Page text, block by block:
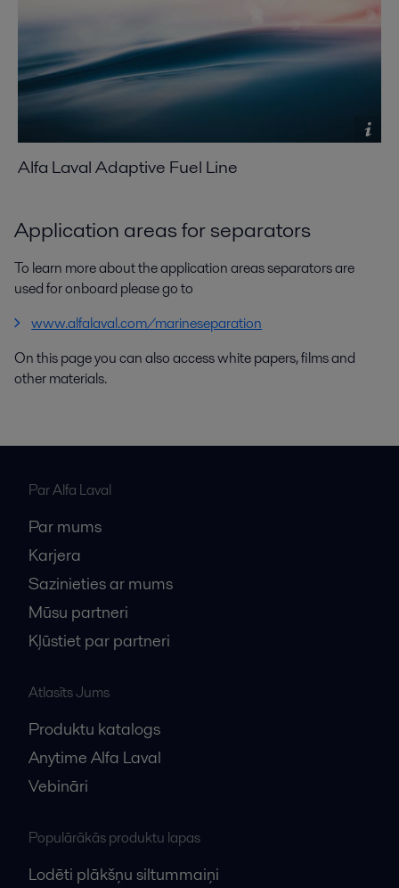
Alfa Laval Adaptive Fuel Line
Application areas for separators
To learn more about the application areas separators are
used for onboard please go to
www.alfalaval.com/marineseparation
On this page you can also access white papers, films and
other materials.
Par Alfa Laval
Par mums
Karjera
Sazinieties ar mums
Mūsu partneri
Kļūstiet par partneri
Atlasīts Jums
Produktu katalogs
Anytime Alfa Laval
Vebināri
Populārākās produktu lapas
Lodēti plākšņu siltummaiņi